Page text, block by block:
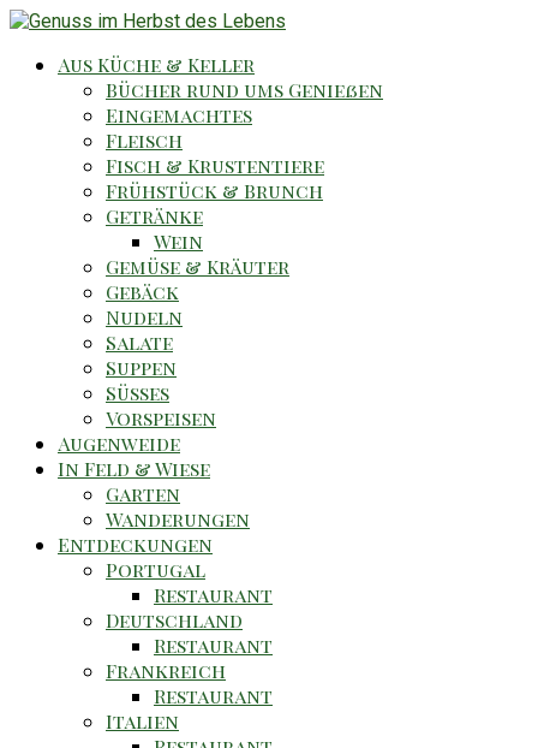
Aus Küche & Keller
Bücher rund ums Genießen
Eingemachtes
Fleisch
Fisch & Krustentiere
Frühstück & Brunch
Getränke
Wein
Gemüse & Kräuter
Gebäck
Nudeln
Salate
Suppen
Süsses
Vorspeisen
Augenweide
In Feld & Wiese
Garten
Wanderungen
Entdeckungen
Portugal
Restaurant
Deutschland
Restaurant
Frankreich
Restaurant
Italien